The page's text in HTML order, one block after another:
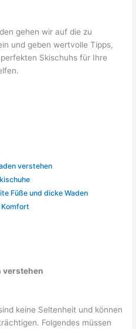
gehen wir auf die zu
und geben wertvolle Tipps,
Skischuhs für Ihre
verstehen
Füße und dicke Waden
verstehen
keine Seltenheit und können
Folgendes müssen